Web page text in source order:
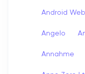
Android
Angelo
Annahme